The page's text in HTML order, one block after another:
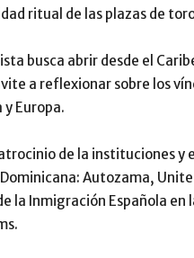
ritual de las plazas de
busca abrir desde el
a reflexionar sobre los
Europa.
de la instituciones y
Autozama,
la Inmigración Española